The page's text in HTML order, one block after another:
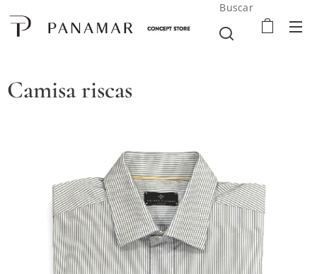
Buscar
Camisa riscas